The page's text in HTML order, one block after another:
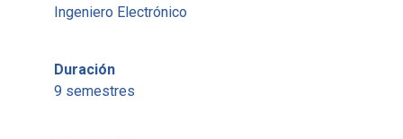
Ingeniero Electrónico
Duración
9 semestres